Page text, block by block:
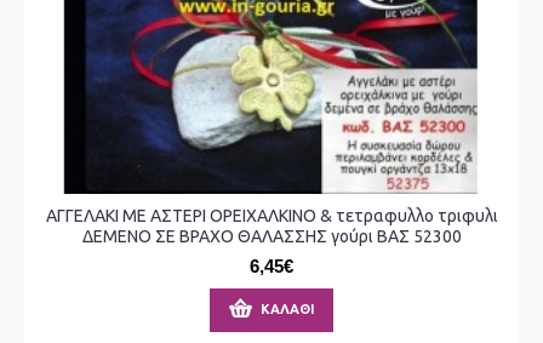
ΑΓΓΕΛΑΚΙ ΜΕ ΑΣΤΕΡΙ ΟΡΕΙΧΑΛΚΙΝΟ & τετραφυλλο τριφυλι
ΔΕΜΕΝΟ ΣΕ ΒΡΑΧΟ ΘΑΛΑΣΣΗΣ γούρι ΒΑΣ 52300
6,45€
ΚΑΛΆΘΙ